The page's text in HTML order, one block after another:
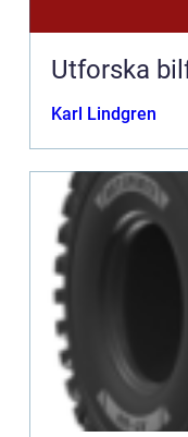
Utforska
Karl Lindgren